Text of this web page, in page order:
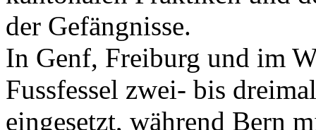
der Gefängnisse.
In Genf, Freiburg und im
Fussfessel zwei- bis
eingesetzt, während Bern